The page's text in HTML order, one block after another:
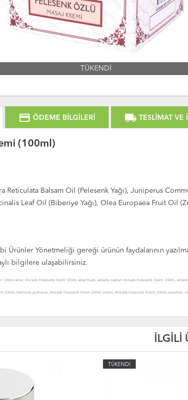
TÜKENDİ
credit_card ÖDEME BİLGİLERİ local_shipping TESLİMAT VE
(100ml)
Reticulata Balsam Oil (Pelesenk Yağı), Juniperus
Leaf Oil (Biberiye Yağı), Olea Europaea Fruit Oil
Ürünler Yönetmeliği gereği ürünün faydalarının
bilgilere ulaşabilirsiniz.
100ml aktar, Alizade Pelesenk Kremi 100ml aktar fiyatı, aktarda satılan Alizade Pelesenk Kremi 100ml,
100ml hakkında açıklama, Alizade Pelesenk Kremi 100ml yorum, Alizade Pelesenk Kremi 100ml
100ml satan yerler, Alizade Pelesenk Kremi 100ml nerede satılır, Alizade Pelesenk Kremi 100ml
100ml açıklamaları, Alizade Pelesenk Kremi 100ml ürünü faydaları, Alizade Pelesenk Kremi 100ml ürünü
Kremi 100ml ürünü nerden alabilirim, Alizade Pelesenk Kremi 100ml ürünü etkileri, Alizade Pelesenk Kremi
100ml yan etkileri, Alizade Pelesenk Kremi 100ml aktarlarda bulunurmu, Alizade Pelesenk Kremi 100ml
Kremi 100ml kaç günde bir kullanılır, Alizade Pelesenk Kremi 100ml aktarlarda bulunurmu, Alizade
İLGİLİ
TÜKENDİ